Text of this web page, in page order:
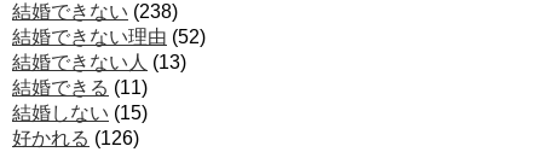
結婚できない (238)
結婚できない理由 (52)
結婚できない人 (13)
結婚できる (11)
結婚しない (15)
好かれる (126)